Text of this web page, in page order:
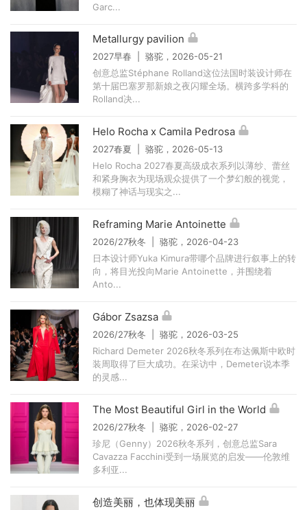
Garc...
Metallurgy pavilion
2027早春 | 骆驼，2026-05-21
创意总监Stéphane Rolland这位法国时装设计师在
第十届巴塞罗那新娘之夜闪耀全场。横跨多学科的
Rolland决...
Helo Rocha x Camila Pedrosa
2027春夏 | 骆驼，2026-05-13
Helo Rocha 2027春夏高级成衣系列以薄纱、蕾丝
和紧身胸衣为现场观众提供了一个梦幻般的视觉，
模糊了神话与现实之...
Reframing Marie Antoinette
2026/27秋冬 | 骆驼，2026-04-23
日本设计师Yuka Kimura带哪个品牌进行叙事上的转
向，将目光投向Marie Antoinette，并围绕着
Anto...
Gábor Zsazsa
2026/27秋冬 | 骆驼，2026-03-25
Richard Demeter 2026秋冬系列在布达佩斯中欧时
装周取得了巨大成功。在采访中，Demeter说本季
的灵感...
The Most Beautiful Girl in the World
2026/27秋冬 | 骆驼，2026-02-27
珍尼（Genny）2026秋冬系列，创意总监Sara
Cavazza Facchini受到一场展览的启发——伦敦维
多利亚...
创造美丽，也体现美丽